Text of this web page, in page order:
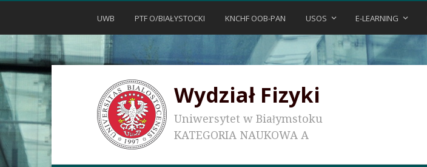
UWB PTF O/BIAŁYSTOCKI KNCHF OOB-PAN USOS E-LEARNING
Wydział Fizyki
Uniwersytet w Białymstoku
KATEGORIA NAUKOWA A